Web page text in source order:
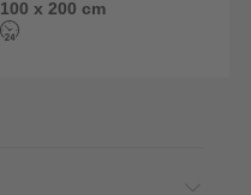
100 x 200 cm